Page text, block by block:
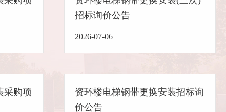
招标询价公告
2026-07-06
采购项
资环楼电梯钢带更换安装招标询
价公告